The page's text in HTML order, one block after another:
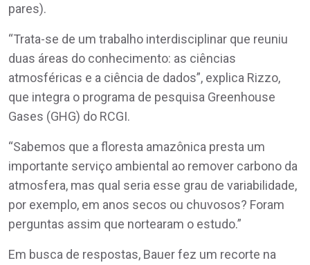
pares).
“Trata-se de um trabalho interdisciplinar que reuniu
duas áreas do conhecimento: as ciências
atmosféricas e a ciência de dados”, explica Rizzo,
que integra o programa de pesquisa Greenhouse
Gases (GHG) do RCGI.
“Sabemos que a floresta amazônica presta um
importante serviço ambiental ao remover carbono da
atmosfera, mas qual seria esse grau de variabilidade,
por exemplo, em anos secos ou chuvosos? Foram
perguntas assim que nortearam o estudo.”
Em busca de respostas, Bauer fez um recorte na